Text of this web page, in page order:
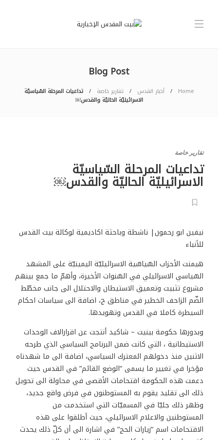
Blog Post
Home أخبار القدس تقارير خاصة
تداعيات المرحلة السّياسيّة
الاسرائيليّة الحاليّة والقدس￼
تقارير خاصة
تداعيات المرحلة السّياسيّة
الاسرائيليّة الحاليّة والقدس￼
نيفين ابو رحمون| ناشطة وباحثة اكاديمية لوكالة بيت القدس
للأنباء
هيمنت الأحزاب السّياسّية الاسرائيليّة اليمينيّة على المشهد
السّياسي الاسرائيلي في السّنوات الأخيرة، وأهمّ ما جمع بينهم
مشروع تثبيت وتعميق الاستيطان والاحتلال الى جانب مخطّط
الضّم الزاحف الخطير في مناطق ج، اضافة الى سياسات احكام
السيطرة كاملا في القدس وتهويدها.
وبدورها حكومة بينيت – شاكيد أنتجت عن اقرارالاف الوحدات
الاستيطانية ، التي كانت ضمن البرنامج السياسي الذي طرحه
الاثنين منذ دخولهم المعترك السياسي، اضافة الى ما شهدناه
مؤخرا في تغيير ما يسمى “الوضع القائم” في القدس حيث
دعمت هذه الحكومة اقتحامات الأقصى في محاولة الى تحويل
ذلك الى تقليد يقوم به المستوطنون في فرض واقع جديد،
وظهر ذلك جليّا في المسميّات التي استخدمت من
المستوطنين والاعلام الاسرائيلي، حيث أطلقوا على هذه
الاقتحامات اسم “زيارات الحج” في اشارة الى أن كلّ ذلك يحدث